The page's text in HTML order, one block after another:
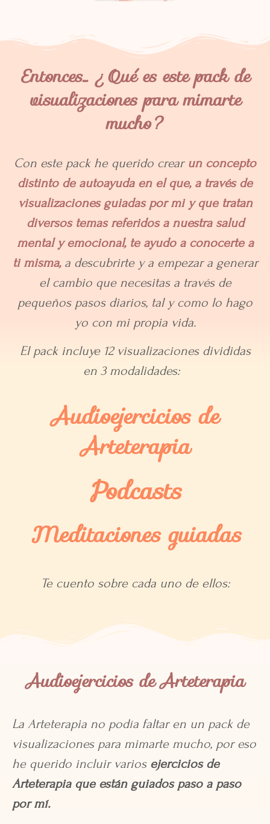
Entonces... ¿Qué es este pack de
visualizaciones para mimarte
mucho?
Con este pack he querido crear un concepto
distinto de autoayuda en el que, a través de
visualizaciones guiadas por mi y que tratan
diversos temas referidos a nuestra salud
mental y emocional, te ayudo a conocerte a
ti misma, a descubrirte y a empezar a generar
el cambio que necesitas a través de
pequeños pasos diarios, tal y como lo hago
yo con mi propia vida.
El pack incluye 12 visualizaciones divididas
en 3 modalidades:
Audioejercicios de
Arteterapia
Podcasts
Meditaciones guiadas
Te cuento sobre cada uno de ellos:
Audioejercicios de Arteterapia
La Arteterapia no podía faltar en un pack de
visualizaciones para mimarte mucho, por eso
he querido incluir varios ejercicios de
Arteterapia que están guiados paso a paso
por mí.